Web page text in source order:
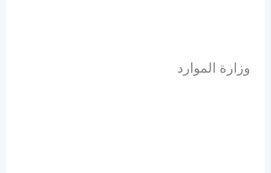
وزارة الموارد